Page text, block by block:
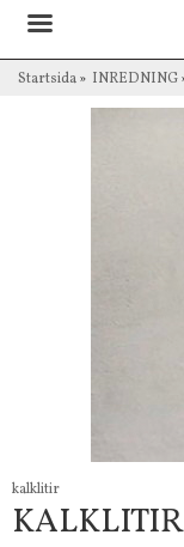
Startsida» INREDNING
kalklitir